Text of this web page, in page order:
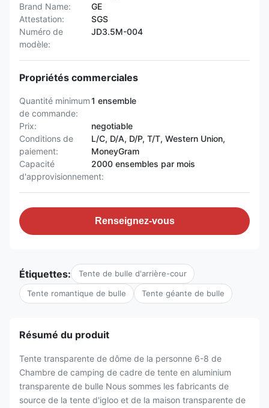
Brand Name:
GE
Attestation:
SGS
Numéro de
modèle:
JD3.5M-004
Propriétés commerciales
Quantité minimum
de commande:
1 ensemble
Prix:
negotiable
Conditions de
paiement:
L/C, D/A, D/P, T/T, Western Union,
MoneyGram
Capacité
d'approvisionnement:
2000 ensembles par mois
Renseignez-vous
Étiquettes: Tente de bulle d'arrière-cour
Tente romantique de bulle Tente géante de bulle
Résumé du produit
Tente transparente de dôme de la personne 6-8 de
Chambre de camping de cadre de tente en aluminium
transparente de bulle Nous sommes les fabricants de
source de la tente d'igloo et de la maison transparente de